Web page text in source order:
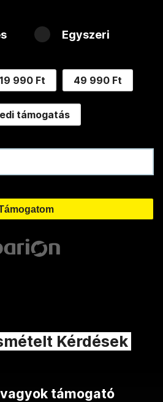
Egyszeri
19 990 Ft 49 990 Ft
támogatás
Kérdések
támogató